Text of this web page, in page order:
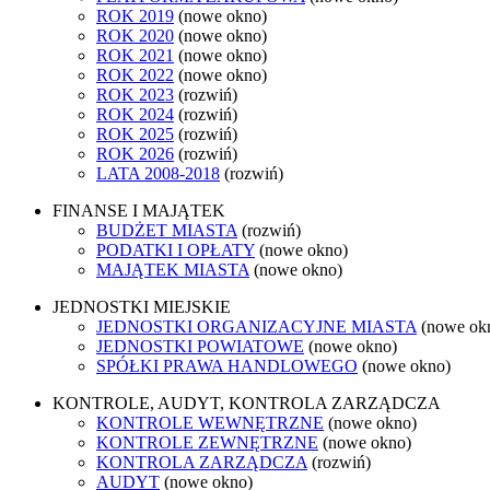
ROK 2019 (nowe okno)
ROK 2020 (nowe okno)
ROK 2021 (nowe okno)
ROK 2022 (nowe okno)
ROK 2023 (rozwiń)
ROK 2024 (rozwiń)
ROK 2025 (rozwiń)
ROK 2026 (rozwiń)
LATA 2008-2018 (rozwiń)
FINANSE I MAJĄTEK
BUDŻET MIASTA (rozwiń)
PODATKI I OPŁATY (nowe okno)
MAJĄTEK MIASTA (nowe okno)
JEDNOSTKI MIEJSKIE
JEDNOSTKI ORGANIZACYJNE MIASTA (nowe
JEDNOSTKI POWIATOWE (nowe okno)
SPÓŁKI PRAWA HANDLOWEGO (nowe okno)
KONTROLE, AUDYT, KONTROLA ZARZĄDCZA
KONTROLE WEWNĘTRZNE (nowe okno)
KONTROLE ZEWNĘTRZNE (nowe okno)
KONTROLA ZARZĄDCZA (rozwiń)
AUDYT (nowe okno)